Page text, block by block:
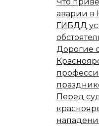
Что
аварии в
ГИБДД
Дорогие
Перед